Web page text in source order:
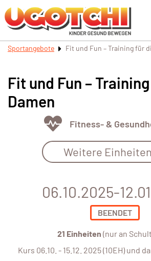
Sportangebote Fit und Fun – Training für
Fit und Fun –
Damen
Fitness- &
Weitere Einheiten
06.10.2025-
BEENDET
21 Einheiten (nur an
Kurs 06.10. - 15.12. 2025 (10EH) und